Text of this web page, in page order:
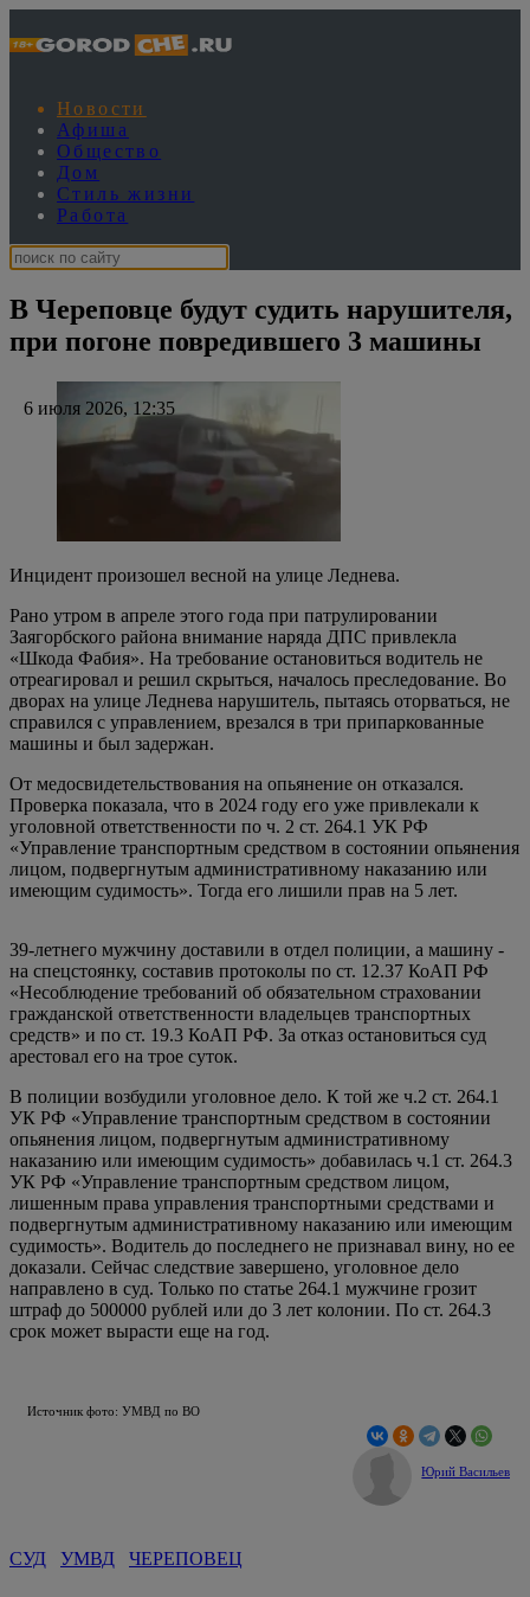
Новости
Афиша
Общество
Дом
Стиль жизни
Работа
В Череповце будут судить нарушителя,
при погоне повредившего 3 машины
6 июля 2026, 12:35
Инцидент произошел весной на улице Леднева.
Рано утром в апреле этого года при патрулировании
Заягорбского района внимание наряда ДПС привлекла
«Шкода Фабия». На требование остановиться водитель не
отреагировал и решил скрыться, началось преследование. Во
дворах на улице Леднева нарушитель, пытаясь оторваться, не
справился с управлением, врезался в три припаркованные
машины и был задержан.
От медосвидетельствования на опьянение он отказался.
Проверка показала, что в 2024 году его уже привлекали к
уголовной ответственности по ч. 2 ст. 264.1 УК РФ
«Управление транспортным средством в состоянии опьянения
лицом, подвергнутым административному наказанию или
имеющим судимость». Тогда его лишили прав на 5 лет.
39-летнего мужчину доставили в отдел полиции, а машину -
на спецстоянку, составив протоколы по ст. 12.37 КоАП РФ
«Несоблюдение требований об обязательном страховании
гражданской ответственности владельцев транспортных
средств» и по ст. 19.3 КоАП РФ. За отказ остановиться суд
арестовал его на трое суток.
В полиции возбудили уголовное дело. К той же ч.2 ст. 264.1
УК РФ «Управление транспортным средством в состоянии
опьянения лицом, подвергнутым административному
наказанию или имеющим судимость» добавилась ч.1 ст. 264.3
УК РФ «Управление транспортным средством лицом,
лишенным права управления транспортными средствами и
подвергнутым административному наказанию или имеющим
судимость». Водитель до последнего не признавал вину, но ее
доказали. Сейчас следствие завершено, уголовное дело
направлено в суд. Только по статье 264.1 мужчине грозит
штраф до 500000 рублей или до 3 лет колонии. По ст. 264.3
срок может вырасти еще на год.
Источник фото: УМВД по ВО
Юрий Васильев
СУД УМВД ЧЕРЕПОВЕЦ